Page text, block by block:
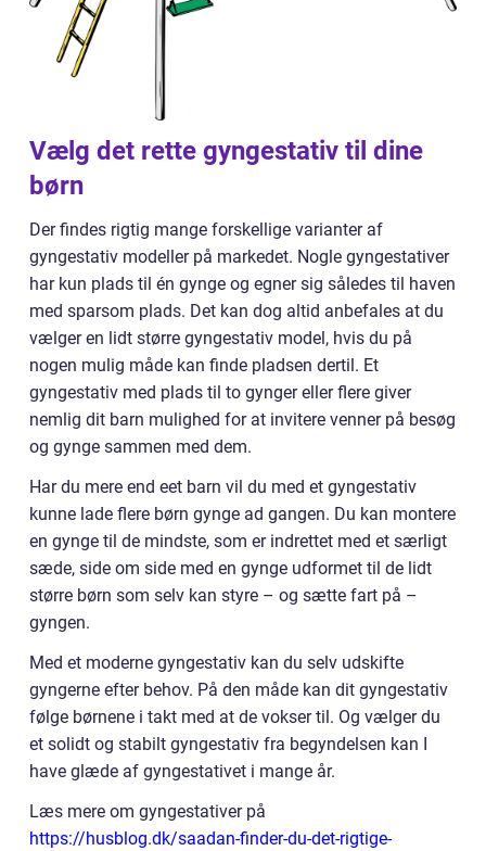
Vælg det rette gyngestativ til dine
børn
Der findes rigtig mange forskellige varianter af
gyngestativ modeller på markedet. Nogle gyngestativer
har kun plads til én gynge og egner sig således til haven
med sparsom plads. Det kan dog altid anbefales at du
vælger en lidt større gyngestativ model, hvis du på
nogen mulig måde kan finde pladsen dertil. Et
gyngestativ med plads til to gynger eller flere giver
nemlig dit barn mulighed for at invitere venner på besøg
og gynge sammen med dem.
Har du mere end eet barn vil du med et gyngestativ
kunne lade flere børn gynge ad gangen. Du kan montere
en gynge til de mindste, som er indrettet med et særligt
sæde, side om side med en gynge udformet til de lidt
større børn som selv kan styre – og sætte fart på –
gyngen.
Med et moderne gyngestativ kan du selv udskifte
gyngerne efter behov. På den måde kan dit gyngestativ
følge børnene i takt med at de vokser til. Og vælger du
et solidt og stabilt gyngestativ fra begyndelsen kan I
have glæde af gyngestativet i mange år.
Læs mere om gyngestativer på
https://husblog.dk/saadan-finder-du-det-rigtige-